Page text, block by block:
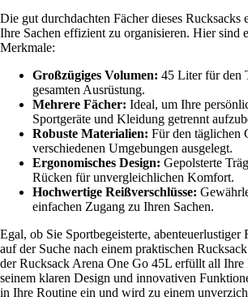
Die gut durchdachten Fächer dieses Rucksacks
Ihre Sachen effizient zu organisieren. Hier sind
Merkmale:
Großzügiges Volumen: 45 Liter für den
gesamten Ausrüstung.
Mehrere Fächer: Ideal, um Ihre
Sportgeräte und Kleidung getrennt
Robuste Materialien: Für den täglichen
verschiedenen Umgebungen ausgelegt.
Ergonomisches Design: Gepolsterte
Rücken für unvergleichlichen Komfort.
Hochwertige Reißverschlüsse:
einfachen Zugang zu Ihren Sachen.
Egal, ob Sie Sportbegeisterte, abenteuerlustiger
auf der Suche nach einem praktischen
der Rucksack Arena One Go 45L erfüllt all
seinem klaren Design und innovativen
in Ihre Routine ein und wird zu einem